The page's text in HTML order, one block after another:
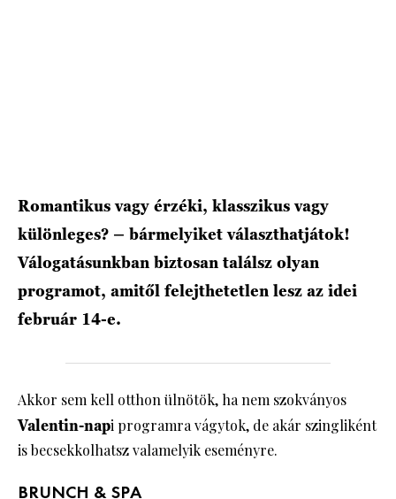
Romantikus vagy érzéki, klasszikus vagy
különleges? – bármelyiket választhatjátok!
Válogatásunkban biztosan találsz olyan
programot, amitől felejthetetlen lesz az idei
február 14-e.
Akkor sem kell otthon ülnötök, ha nem szokványos
Valentin-napi programra vágytok, de akár szingliként
is becsekkolhatsz valamelyik eseményre.
BRUNCH & SPA